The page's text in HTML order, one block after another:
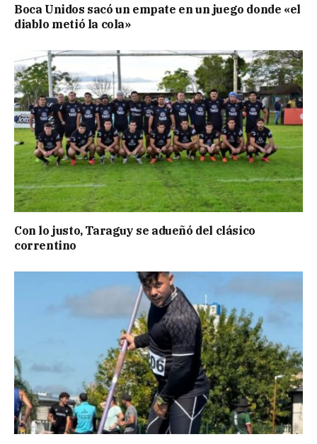
Boca Unidos sacó un empate en un juego donde «el
diablo metió la cola»
Con lo justo, Taraguy se adueñó del clásico
correntino